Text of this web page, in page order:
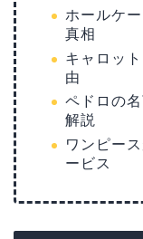
ホールケ
真相
キャロッ
由
ペドロの
解説
ワンピー
ービス